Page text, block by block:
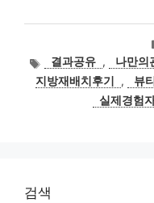
태
그
결과공유 , 나만의
지방재배치후기
, 뷰
실제경험
검색